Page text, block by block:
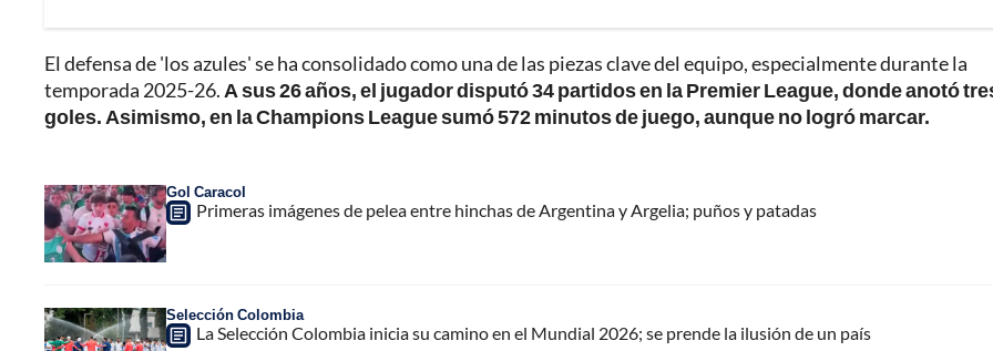
El defensa de 'los azules' se ha consolidado como una de las piezas clave del equipo, especialmente durante la
temporada 2025-26.A sus 26 años, el jugador disputó 34 partidos en la Premier League, donde anotó
goles. Asimismo, en la Champions League sumó 572 minutos de juego, aunque no logró marcar.
Gol Caracol
Primeras imágenes de pelea entre hinchas de Argentina y Argelia; puños y patadas
Selección Colombia
La Selección Colombia inicia su camino en el Mundial 2026; se prende la ilusión de un país